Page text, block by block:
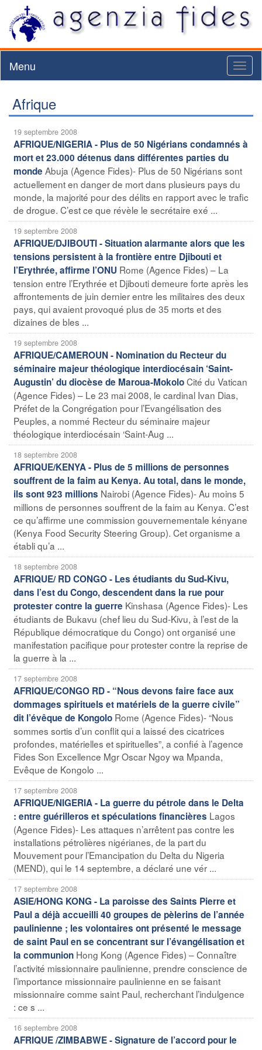
Menu
Afrique
19 septembre 2008
AFRIQUE/NIGERIA - Plus de 50 Nigérians condamnés à
mort et 23.000 détenus dans différentes parties du
monde Abuja (Agence Fides)- Plus de 50 Nigérians sont
actuellement en danger de mort dans plusieurs pays du
monde, la majorité pour des délits en rapport avec le trafic
de drogue. C’est ce que révèle le secrétaire exé ...
19 septembre 2008
AFRIQUE/DJIBOUTI - Situation alarmante alors que les
tensions persistent à la frontière entre Djibouti et
l’Erythrée, affirme l’ONU Rome (Agence Fides) – La
tension entre l’Erythrée et Djibouti demeure forte après les
affrontements de juin dernier entre les militaires des deux
pays, qui avaient provoqué plus de 35 morts et des
dizaines de bles ...
19 septembre 2008
AFRIQUE/CAMEROUN - Nomination du Recteur du
séminaire majeur théologique interdiocésain ‘Saint-
Augustin’ du diocèse de Maroua-MokoloCité du Vatican
(Agence Fides) – Le 23 mai 2008, le cardinal Ivan Dias,
Préfet de la Congrégation pour l’Evangélisation des
Peuples, a nommé Recteur du séminaire majeur
théologique interdiocésain ‘Saint-Aug ...
18 septembre 2008
AFRIQUE/KENYA - Plus de 5 millions de personnes
souffrent de la faim au Kenya. Au total, dans le monde,
ils sont 923 millions Nairobi (Agence Fides)- Au moins 5
millions de personnes souffrent de la faim au Kenya. C’est
ce qu’affirme une commission gouvernementale kényane
(Kenya Food Security Steering Group). Cet organisme a
établi qu’a ...
18 septembre 2008
AFRIQUE/ RD CONGO - Les étudiants du Sud-Kivu,
dans l’est du Congo, descendent dans la rue pour
protester contre la guerre Kinshasa (Agence Fides)- Les
étudiants de Bukavu (chef lieu du Sud-Kivu, à l’est de la
République démocratique du Congo) ont organisé une
manifestation pacifique pour protester contre la reprise de
la guerre à la ...
17 septembre 2008
AFRIQUE/CONGO RD - “Nous devons faire face aux
dommages spirituels et matériels de la guerre civile”
dit l’évêque de Kongolo Rome (Agence Fides)- “Nous
sommes sortis d’un conflit qui a laissé des cicatrices
profondes, matérielles et spirituelles”, a confié à l’agence
Fides Son Excellence Mgr Oscar Ngoy wa Mpanda,
Evêque de Kongolo ...
17 septembre 2008
AFRIQUE/NIGERIA - La guerre du pétrole dans le Delta
: entre guérilleros et spéculations financières Lagos
(Agence Fides)- Les attaques n’arrêtent pas contre les
installations pétrolières nigérianes, de la part du
Mouvement pour l’Emancipation du Delta du Nigeria
(MEND), qui le 14 septembre, a déclaré une vér ...
17 septembre 2008
ASIE/HONG KONG - La paroisse des Saints Pierre et
Paul a déjà accueilli 40 groupes de pèlerins de l’année
paulinienne ; les volontaires ont présenté le message
de saint Paul en se concentrant sur l’évangélisation et
la communion Hong Kong (Agence Fides) – Connaître
l’activité missionnaire paulinienne, prendre conscience de
l’importance missionnaire paulinienne en se faisant
missionnaire comme saint Paul, recherchant l’indulgence
: ce s ...
16 septembre 2008
AFRIQUE /ZIMBABWE - Signature de l’accord pour le